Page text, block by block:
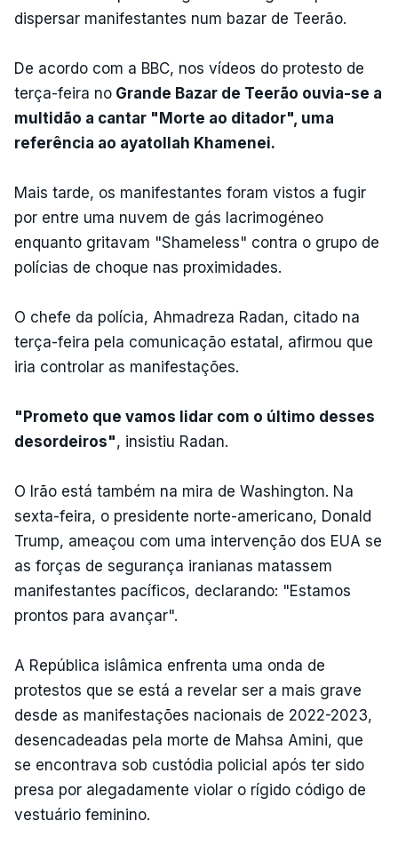
dispersar manifestantes num bazar de Teerão.
De acordo com a BBC, nos vídeos do protesto de
terça-feira no Grande Bazar de Teerão ouvia-se a
multidão a cantar "Morte ao ditador", uma
referência ao ayatollah Khamenei.
Mais tarde, os manifestantes foram vistos a fugir
por entre uma nuvem de gás lacrimogéneo
enquanto gritavam "Shameless" contra o grupo de
polícias de choque nas proximidades.
O chefe da polícia, Ahmadreza Radan, citado na
terça-feira pela comunicação estatal, afirmou que
iria controlar as manifestações.
"Prometo que vamos lidar com o último desses
desordeiros", insistiu Radan.
O Irão está também na mira de Washington. Na
sexta-feira, o presidente norte-americano, Donald
Trump, ameaçou com uma intervenção dos EUA se
as forças de segurança iranianas matassem
manifestantes pacíficos, declarando: "Estamos
prontos para avançar".
A República islâmica enfrenta uma onda de
protestos que se está a revelar ser a mais grave
desde as manifestações nacionais de 2022-2023,
desencadeadas pela morte de Mahsa Amini, que
se encontrava sob custódia policial após ter sido
presa por alegadamente violar o rígido código de
vestuário feminino.